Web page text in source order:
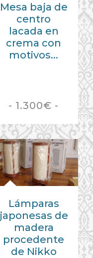
Mesa baja de
centro
lacada en
crema con
motivos...
- 1.300€ -
Lámparas
japonesas de
madera
procedente
de Nikko